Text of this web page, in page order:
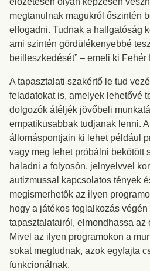
megtanulnak magukról őszintén
elfogadni. Tudnak a hallgatóság
ami szintén gördülékenyebbé
beilleszkedését” – emeli ki Fehér
A tapasztalati szakértő le tud
feladatokat is, amelyek lehetővé
dolgozók átéljék jövőbeli
empatikusabbak tudjanak lenni.
állomáspontjain ki lehet például
vagy meg lehet próbálni bekötött
haladni a folyosón, jelnyelvvel
autizmussal kapcsolatos tények
megismerhetők az ilyen
hogy a játékos foglalkozás
tapasztalatairól, elmondhassa az
Mivel az ilyen programokon a
sokat megtudnak, azok egyfajta
funkcionálnak.